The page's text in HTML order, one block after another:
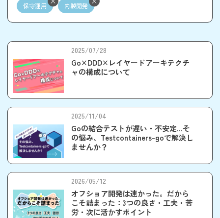
保守運用 内製開発
2025/07/28
Go×DDD×レイヤードアーキテクチ
ャの構成について
2025/11/04
Goの結合テストが遅い・不安定…そ
の悩み、Testcontainers-goで解決し
ませんか？
2026/05/12
オフショア開発は速かった。だから
こそ詰まった：3つの良さ・工夫・苦
労・次に活かすポイント